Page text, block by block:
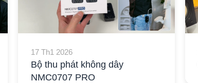
17 Th1 2026
Bộ thu phát không dây
NMC0707 PRO